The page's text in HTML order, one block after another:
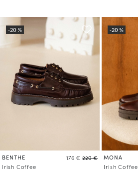
BENTHE 176 € 220 €
Irish Coffee
MONA
Irish Coffee